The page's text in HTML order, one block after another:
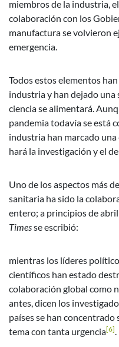
miembros de la industria,
colaboración con los
manufactura se volvieron
emergencia.
Todos estos elementos
industria y han dejado una
ciencia se alimentará.
pandemia todavía se está
industria han marcado
hará la investigación y el
Uno de los aspectos más
sanitaria ha sido la
entero; a principios de
Timesse escribió:
mientras los líderes
científicos han estado
colaboración global como
antes, dicen los
países se han
tema con tanta urgencia[6].